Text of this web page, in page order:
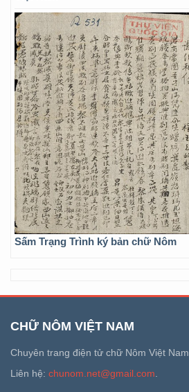
Sấm Trạng Trình ký bản chữ Nôm
CHỮ NÔM VIỆT NAM
Chuyên trang điện tử chữ Nôm Việt Nam.
Liên hệ: chunom.net@gmail.com